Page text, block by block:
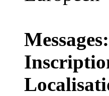
Messages: